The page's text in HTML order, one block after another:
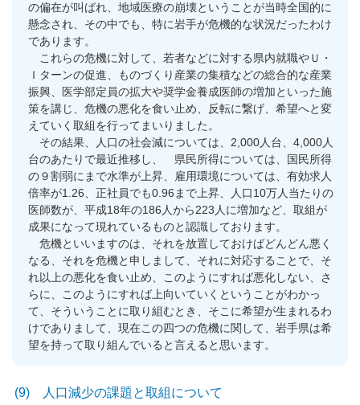
の偏在が叫ばれ、地域医療の崩壊ということが当時全国的に
懸念され、その中でも、特に岩手が危機的な状況だったわけ
であります。
これらの危機に対して、若者などに対する県内就職やＵ・
Ｉターンの促進、ものづくり産業の集積などの総合的な産業
振興、医学部定員の拡大や奨学金養成医師の増加といった施
策を講じ、危機の悪化を食い止め、反転に繋げ、希望へと変
えていく取組を行ってまいりました。
その結果、人口の社会減については、2,000人台、4,000人
台のあたりで最近推移し、 県民所得については、国民所得
の９割弱にまで水準が上昇、雇用環境については、有効求人
倍率が1.26、正社員でも0.96まで上昇、人口10万人当たりの
医師数が、平成18年の186人から223人に増加など、取組が
成果になって現れているものと認識しております。
危機といいますのは、それを放置しておけばどんどん悪く
なる、それを危機と申しまして、それに対応することで、そ
れ以上の悪化を食い止め、このようにすれば悪化しない、さ
らに、このようにすれば上向いていくということがわかっ
て、そういうことに取り組むとき、そこに希望が生まれるわ
けでありまして、現在この四つの危機に関して、岩手県は希
望を持って取り組んでいると言えると思います。
(9) 人口減少の課題と取組について